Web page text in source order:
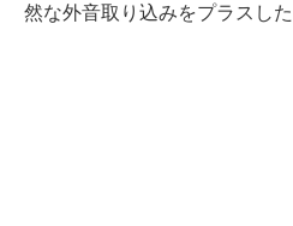
然な外音取り込みをプラスし